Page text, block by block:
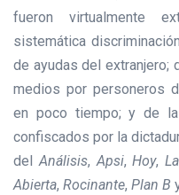
fueron virtualmente
sistemática
de ayudas del extranjero;
medios por personeros
en poco tiempo; y de
confiscados por la
delAnálisis,Apsi,Hoy,
Abierta, Rocinante, Plan B